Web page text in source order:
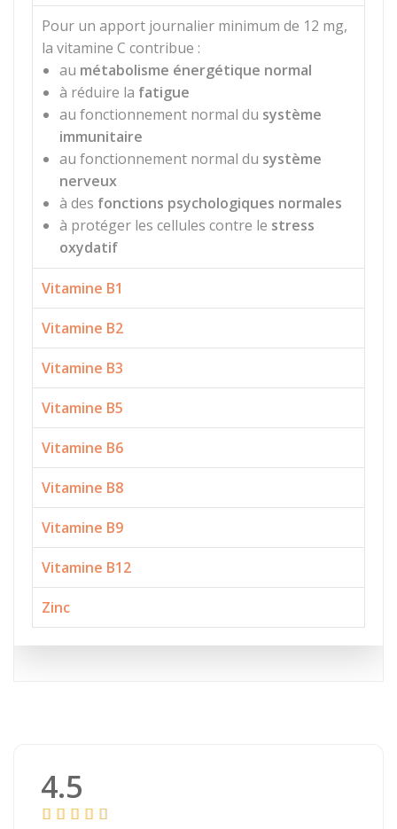
Pour un apport journalier minimum de 12 mg,
la vitamine C contribue :
au métabolisme énergétique normal
à réduire la fatigue
au fonctionnement normal du système
immunitaire
au fonctionnement normal du système
nerveux
à des fonctions psychologiques normales
à protéger les cellules contre le stress
oxydatif
Vitamine B1
Vitamine B2
Vitamine B3
Vitamine B5
Vitamine B6
Vitamine B8
Vitamine B9
Vitamine B12
Zinc
4.5